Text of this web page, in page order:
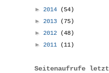
► 2014
(54)
► 2013
(75)
► 2012
(48)
► 2011 (11)
Seitenaufrufe